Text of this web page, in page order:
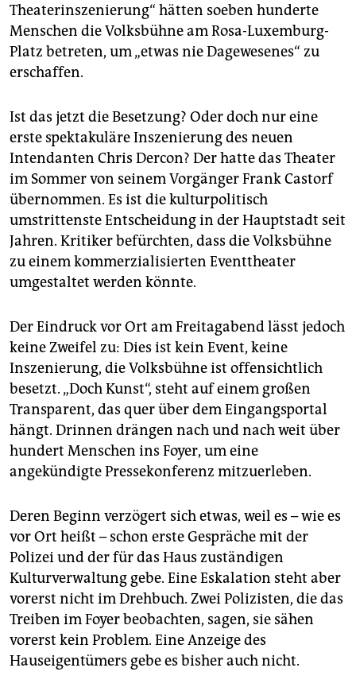
Theaterinszenierung“ hätten soeben hunderte
Menschen die Volksbühne am Rosa-Luxemburg-
Platz betreten, um „etwas nie Dagewesenes“ zu
erschaffen.
Ist das jetzt die Besetzung? Oder doch nur eine
erste spektakuläre Inszenierung des neuen
Intendanten Chris Dercon? Der hatte das Theater
im Sommer von seinem Vorgänger Frank Castorf
übernommen. Es ist die kulturpolitisch
umstrittenste Entscheidung in der Hauptstadt seit
Jahren. Kritiker befürchten, dass die Volksbühne
zu einem kommerzialisierten Eventtheater
umgestaltet werden könnte.
Der Eindruck vor Ort am Freitagabend lässt jedoch
keine Zweifel zu: Dies ist kein Event, keine
Inszenierung, die Volksbühne ist offensichtlich
besetzt. „Doch Kunst“, steht auf einem großen
Transparent, das quer über dem Eingangsportal
hängt. Drinnen drängen nach und nach weit über
hundert Menschen ins Foyer, um eine
angekündigte Pressekonferenz mitzuerleben.
Deren Beginn verzögert sich etwas, weil es – wie es
vor Ort heißt – schon erste Gespräche mit der
Polizei und der für das Haus zuständigen
Kulturverwaltung gebe. Eine Eskalation steht aber
vorerst nicht im Drehbuch. Zwei Polizisten, die das
Treiben im Foyer beobachten, sagen, sie sähen
vorerst kein Problem. Eine Anzeige des
Hauseigentümers gebe es bisher auch nicht.